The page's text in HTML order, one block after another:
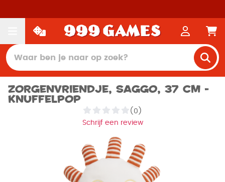
Zorgenvriendje, Saggo, 37 cm -
Knuffelpop
(0)
Schrijf een review